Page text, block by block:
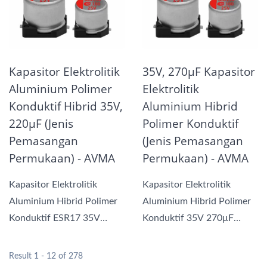
Kapasitor Elektrolitik
Aluminium Polimer
Konduktif Hibrid 35V,
220μF (Jenis
Pemasangan
Permukaan) - AVMA
Kapasitor Elektrolitik
Aluminium Hibrid Polimer
Konduktif ESR17 35V
menggabungkan...
35V, 270μF Kapasitor
Elektrolitik
Aluminium Hibrid
Polimer Konduktif
(Jenis Pemasangan
Permukaan) - AVMA
Kapasitor Elektrolitik
Aluminium Hibrid Polimer
Konduktif 35V 270μF
Result 1 - 12 of 278